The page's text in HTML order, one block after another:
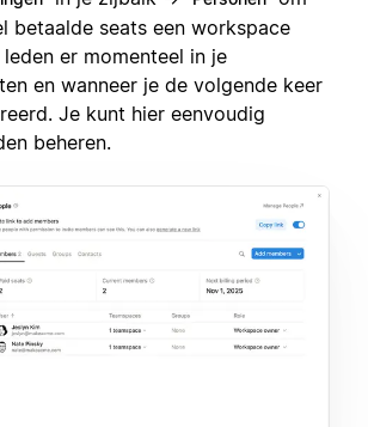
betaalde seats een workspace
er momenteel in je
en wanneer je de volgende keer
Je kunt hier eenvoudig
beheren.